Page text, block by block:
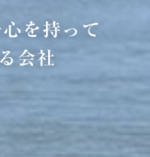
を持って
会社